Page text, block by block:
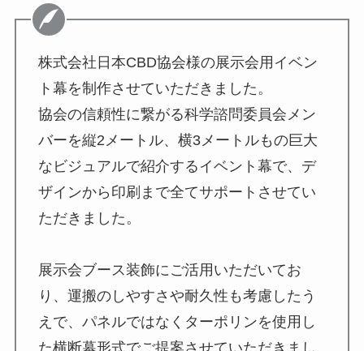
株式会社日本CBD協会様の展示会用イベン
ト幕を制作させていただきました。
協会の信頼性に繋がる科学諮問委員会メン
バーを縦2メートル、横3メートルもの巨大
なビジュアルで紹介するイベント幕で、デ
ザインから印刷まで全てサポートさせてい
ただきました。
展示会ブース装飾にご活用いただいてお
り、運搬のしやすさや耐久性も考慮したう
えで、パネルではなくターポリンを使用し